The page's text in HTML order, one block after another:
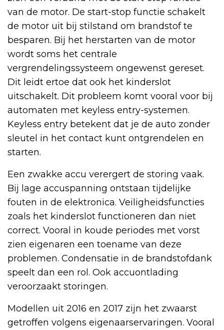
van de motor. De start-stop functie schakelt
de motor uit bij stilstand om brandstof te
besparen. Bij het herstarten van de motor
wordt soms het centrale
vergrendelingssysteem ongewenst gereset.
Dit leidt ertoe dat ook het kinderslot
uitschakelt. Dit probleem komt vooral voor bij
automaten met keyless entry-systemen.
Keyless entry betekent dat je de auto zonder
sleutel in het contact kunt ontgrendelen en
starten.
Een zwakke accu verergert de storing vaak.
Bij lage accuspanning ontstaan tijdelijke
fouten in de elektronica. Veiligheidsfuncties
zoals het kinderslot functioneren dan niet
correct. Vooral in koude periodes met vorst
zien eigenaren een toename van deze
problemen. Condensatie in de brandstofdank
speelt dan een rol. Ook accuontlading
veroorzaakt storingen.
Modellen uit 2016 en 2017 zijn het zwaarst
getroffen volgens eigenaarservaringen. Vooral